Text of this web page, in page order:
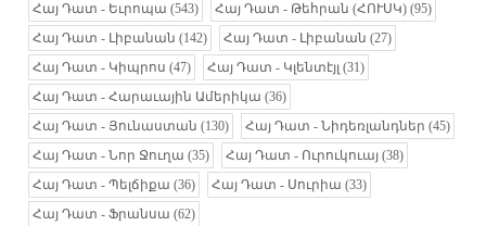
Հայ Դատ - Եւրոպա (543) Հայ Դատ - Թեհրան (ՀՈՒՍԿ) (95)
Հայ Դատ - Լիբանան (142) Հայ Դատ - Լիբանան (27)
Հայ Դատ - Կիպրոս (47) Հայ Դատ - Կլենտէյլ (31)
Հայ Դատ - Հարաւային Ամերիկա (36)
Հայ Դատ - Յունաստան (130) Հայ Դատ - Նիդեռլանդներ (45)
Հայ Դատ - Նոր Ջուղա (35) Հայ Դատ - Ուրուկուայ (38)
Հայ Դատ - Պելճիքա (36) Հայ Դատ - Սուրիա (33)
Հայ Դատ - Ֆրանսա (62)